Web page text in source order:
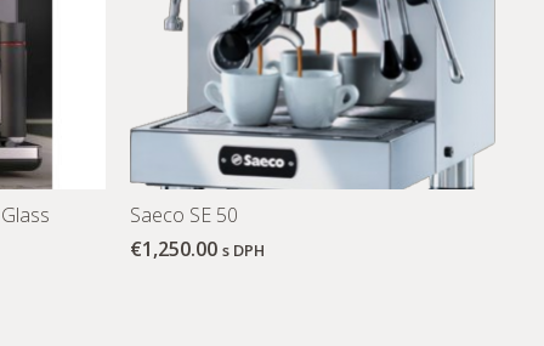
Saeco SE 50
€1,250.00 s DPH